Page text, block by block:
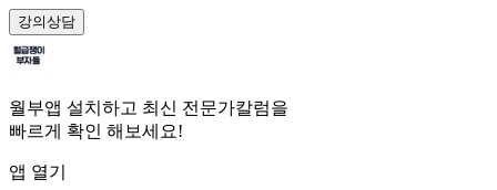
강의상담
월부앱 설치하고 최신 전문가칼럼을
빠르게 확인 해보세요!
앱 열기